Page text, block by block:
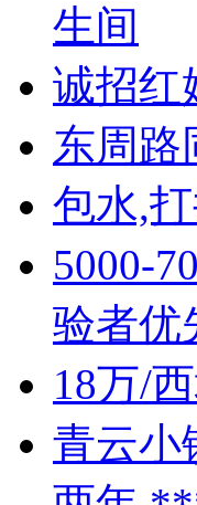
生间
诚招红
东周路
包水,
5000-
验者优
18万/
青云小